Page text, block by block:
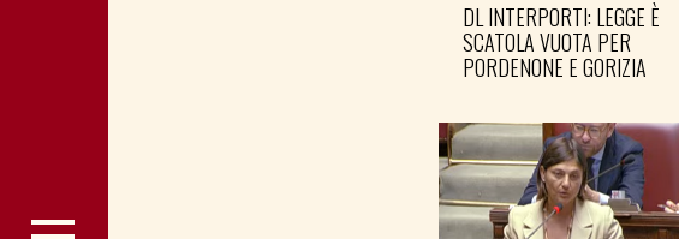
DL INTERPORTI: LEGGE È
SCATOLA VUOTA PER
PORDENONE E GORIZIA